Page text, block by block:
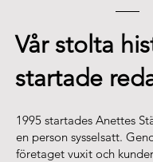
Vår stolta
startade
1995 startades Anettes
en person sysselsatt.
företaget vuxit och